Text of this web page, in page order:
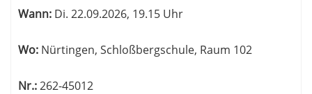
Wann: Di. 22.09.2026, 19.15 Uhr
Wo: Nürtingen, Schloßbergschule, Raum 102
Nr.:262-45012